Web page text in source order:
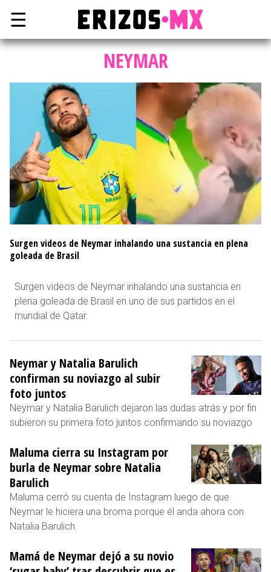
☰
NEYMAR
Surgen videos de Neymar inhalando una sustancia en plena
goleada de Brasil
Surgen videos de Neymar inhalando una sustancia en
plena goleada de Brasil en uno de sus partidos en el
mundial de Qatar.
Neymar y Natalia Barulich
confirman su noviazgo al subir
foto juntos
Neymar y Natalia Barulich dejaron las dudas atrás y por fin
subieron su primera foto juntos confirmando su noviazgo
Maluma cierra su Instagram por
burla de Neymar sobre Natalia
Barulich
Maluma cerró su cuenta de Instagram luego de que
Neymar le hiciera una broma porque él anda ahora con
Natalia Barulich.
Mamá de Neymar dejó a su novio